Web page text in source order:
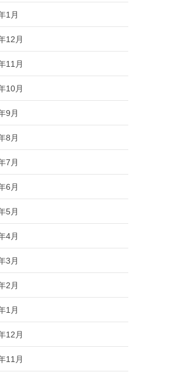
1月
12月
11月
10月
9月
8月
7月
6月
5月
4月
3月
2月
1月
12月
11月